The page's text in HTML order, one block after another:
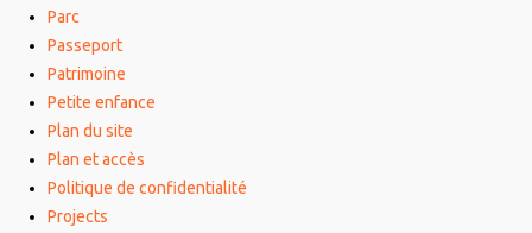
Parc
Passeport
Patrimoine
Petite enfance
Plan du site
Plan et accès
Politique de confidentialité
Projects